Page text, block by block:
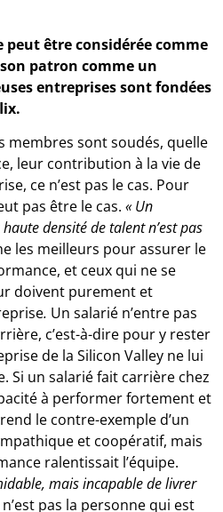
peut être considérée comme
patron comme un
entreprises sont fondées
membres sont soudés, quelle
leur contribution à la vie de
ce n’est pas le cas. Pour
pas être le cas. « Un
densité de talent n’est pas
les meilleurs pour assurer le
et ceux qui ne se
doivent purement et
. Un salarié n’entre pas
c’est-à-dire pour y rester
de la Silicon Valley ne lui
Si un salarié fait carrière chez
à performer fortement et
le contre-exemple d’un
et coopératif, mais
ralentissait l’équipe.
mais incapable de livrer
n’est pas la personne qui est